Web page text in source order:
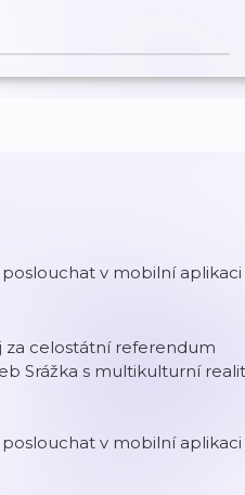
v mobilní aplikaci
za celostátní referendum
Srážka s multikulturní
v mobilní aplikaci